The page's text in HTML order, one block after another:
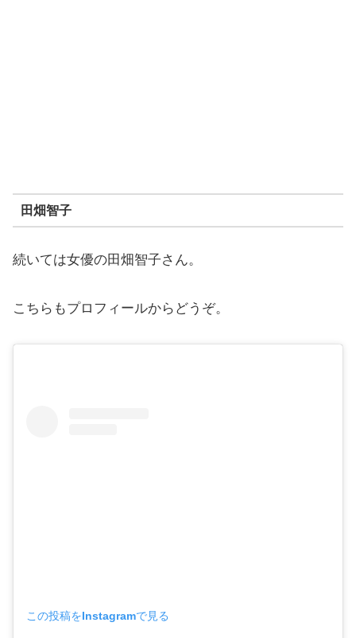
田畑智子
続いては女優の田畑智子さん。
こちらもプロフィールからどうぞ。
この投稿をInstagramで見る